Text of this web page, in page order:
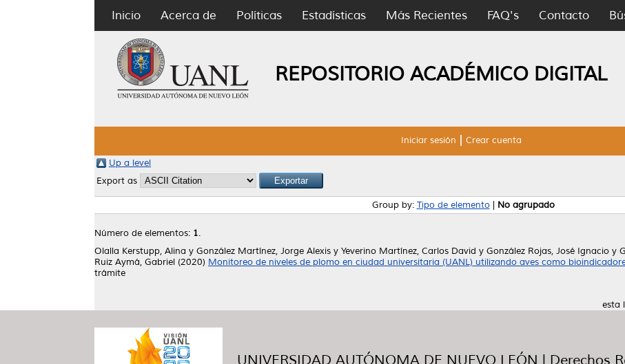
Inicio Acerca de Políticas Estadísticas Más Recientes FAQ's Contacto
REPOSITORIO ACADÉMICO DIGITAL
Iniciar sesión Crear cuenta
Up a level
Export as
Group by: Tipo de elemento| No agrupado
Número de elementos: 1.
Olalla Kerstupp, Alina y González Martínez, Jorge Alexis y Yeverino Martínez, Carlos David y González Rojas, José Ignacio y
Ruiz Aymá, Gabriel (2020) Monitoreo de niveles de plomo en ciudad universitaria (UANL) utilizando aves como
trámite
esta
UNIVERSIDAD AUTÓNOMA DE NUEVO LEÓN | Derechos